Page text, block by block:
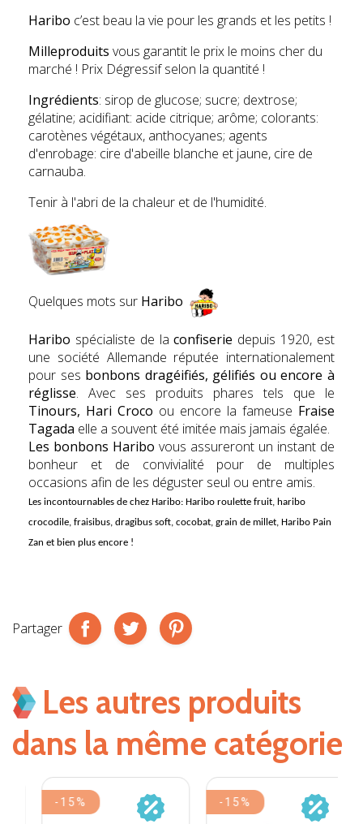
Haribo c’est beau la vie pour les grands et les petits !
Milleproduits vous garantit le prix le moins cher du
marché ! Prix Dégressif selon la quantité !
Ingrédients: sirop de glucose; sucre; dextrose;
gélatine; acidifiant: acide citrique; arôme; colorants:
carotènes végétaux, anthocyanes; agents
d'enrobage: cire d'abeille blanche et jaune, cire de
carnauba.
Tenir à l'abri de la chaleur et de l'humidité.
Quelques mots sur Haribo
Haribo spécialiste de laconfiserie depuis 1920, est
une société Allemande réputée internationalement
pour ses bonbons dragéifiés, gélifiés ou encore à
réglisse. Avec ses produits phares tels que le
Tinours, Hari Croco ou encore la fameuse Fraise
Tagada elle a souvent été imitée mais jamais égalée.
Les bonbons Haribo vous assureront un instant de
bonheur et de convivialité pour de multiples
occasions afin de les déguster seul ou entre amis.
Les incontournables de chez Haribo: Haribo roulette fruit, haribo
crocodile, fraisibus, dragibus soft, cocobat, grain de millet, Haribo Pain
Zan et bien plus encore !
Partager
Les autres produits
dans la même catégorie
-15% -15%